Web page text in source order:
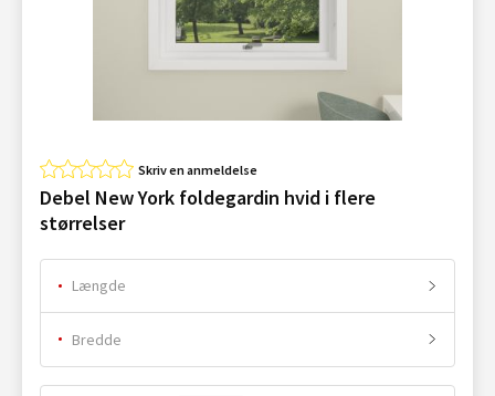
Skriv en anmeldelse
Debel New York foldegardin hvid i flere
størrelser
Længde
Bredde